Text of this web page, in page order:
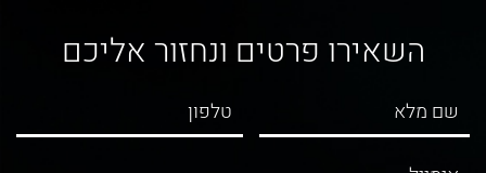
השאירו פרטים ונחזור אליכם